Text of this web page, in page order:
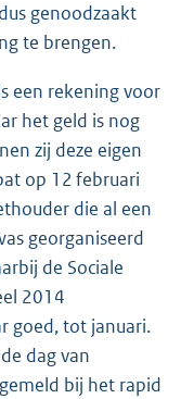
genoodzaakt
te brengen.
een rekening voor
het geld is nog
zij deze eigen
op 12 februari
die al een
georganiseerd
de Sociale
2014
goed, tot januari.
dag van
bij het rapid